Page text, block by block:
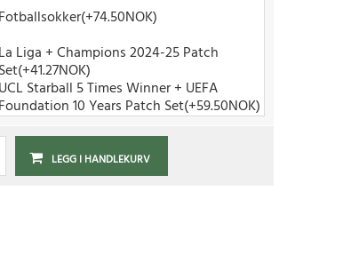
Fotballsokker(+74.50NOK)
La Liga + Champions 2024-25 Patch
Set(+41.27NOK)
UCL Starball 5 Times Winner + UEFA
Foundation 10 Years Patch Set(+59.50NOK)